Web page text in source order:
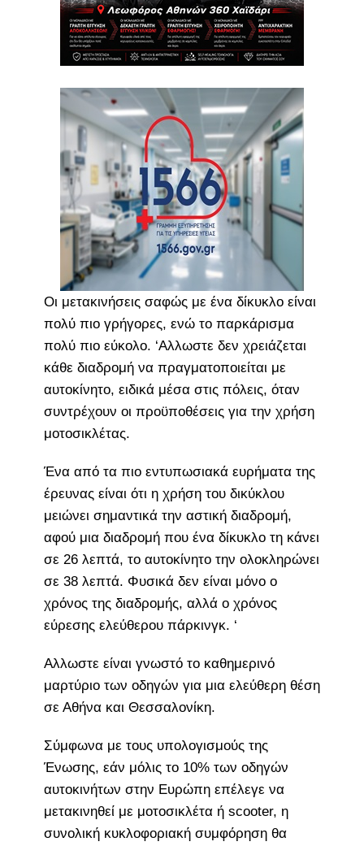
Οι μετακινήσεις σαφώς με ένα δίκυκλο είναι
πολύ πιο γρήγορες, ενώ το παρκάρισμα
πολύ πιο εύκολο. ‘Αλλωστε δεν χρειάζεται
κάθε διαδρομή να πραγματοποιείται με
αυτοκίνητο, ειδικά μέσα στις πόλεις, όταν
συντρέχουν οι προϋποθέσεις για την χρήση
μοτοσικλέτας.
Ένα από τα πιο εντυπωσιακά ευρήματα της
έρευνας είναι ότι η χρήση του δικύκλου
μειώνει σημαντικά την αστική διαδρομή,
αφού μια διαδρομή που ένα δίκυκλο τη κάνει
σε 26 λεπτά, το αυτοκίνητο την ολοκληρώνει
σε 38 λεπτά. Φυσικά δεν είναι μόνο ο
χρόνος της διαδρομής, αλλά ο χρόνος
εύρεσης ελεύθερου πάρκινγκ. ‘
Αλλωστε είναι γνωστό το καθημερινό
μαρτύριο των οδηγών για μια ελεύθερη θέση
σε Αθήνα και Θεσσαλονίκη.
Σύμφωνα με τους υπολογισμούς της
Ένωσης, εάν μόλις το 10% των οδηγών
αυτοκινήτων στην Ευρώπη επέλεγε να
μετακινηθεί με μοτοσικλέτα ή scooter, η
συνολική κυκλοφοριακή συμφόρηση θα